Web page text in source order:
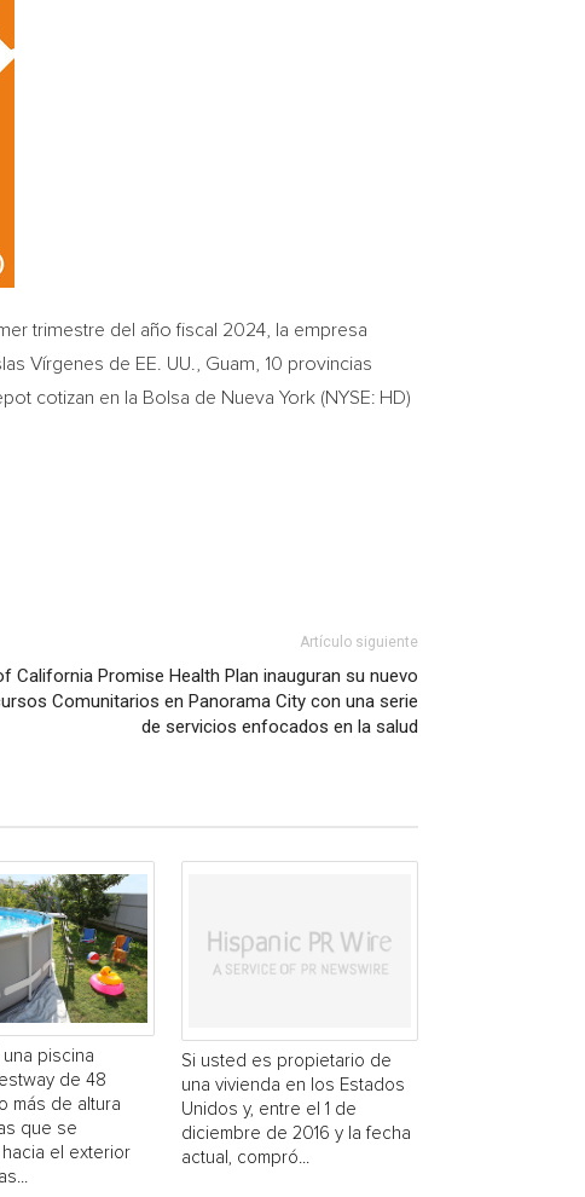
trimestre del año fiscal 2024, la empresa
Vírgenes de EE. UU., Guam , 10 provincias
cotizan en la Bolsa de Nueva York (NYSE: HD)
Artículo siguiente
California Promise Health Plan inauguran su nuevo
Comunitarios en Panorama City con una serie
de servicios enfocados en la salud
piscina
de 48
más de altura
que se
el exterior
Si usted es propietario de
una vivienda en los Estados
Unidos y, entre el 1 de
diciembre de 2016 y la fecha
actual, compró...